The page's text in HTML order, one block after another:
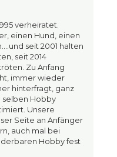
verheiratet.
einen Hund, einen
seit 2001 halten
seit 2014
Zu Anfang
immer wieder
hinterfragt, ganz
Hobby
Unsere
Seite an Anfänger
auch mal bei
Hobby fest